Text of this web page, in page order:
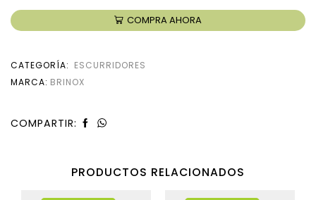
COMPRA AHORA
CATEGORÍA: ESCURRIDORES
MARCA: BRINOX
COMPARTIR:
PRODUCTOS RELACIONADOS